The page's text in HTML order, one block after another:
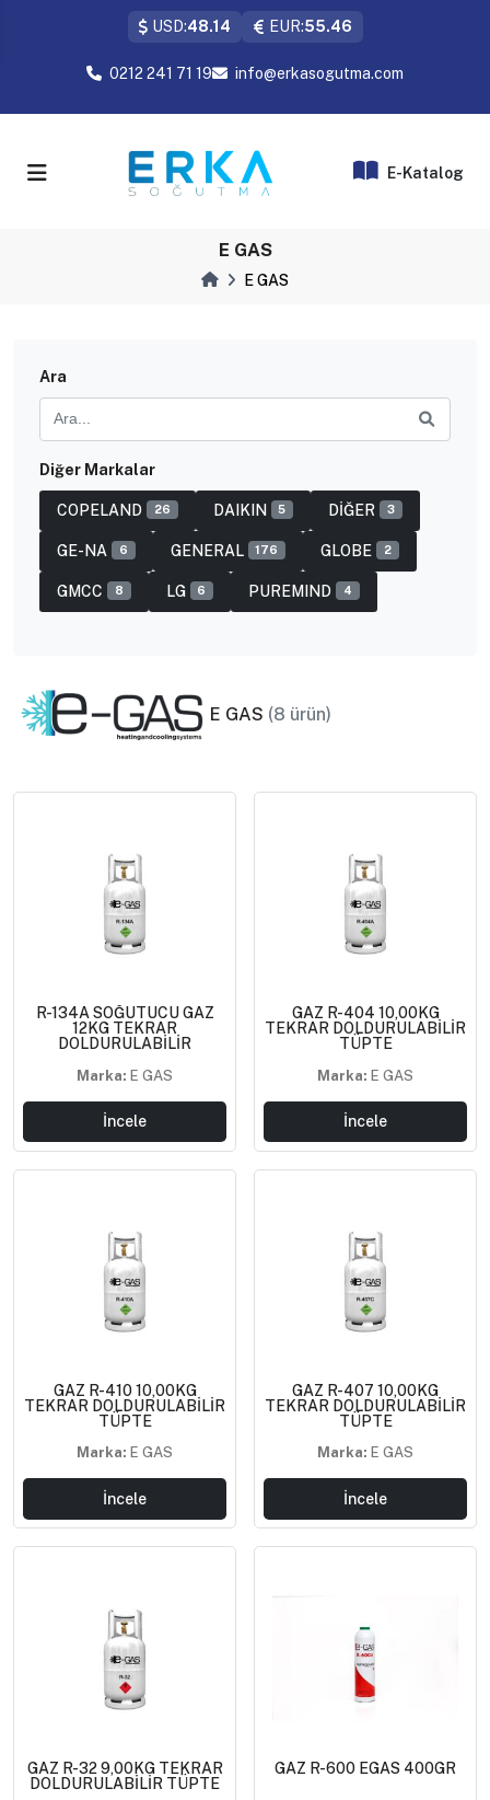
USD:48.14 EUR:55.46
0212 241 71 19 info@erkasogutma.com
E-Katalog
E GAS
E GAS
Ara
Diğer Markalar
COPELAND 26 DAIKIN 5 DİĞER 3
GE-NA 6 GENERAL 176 GLOBE 2
GMCC 8 LG 6 PUREMIND 4
E GAS (8 ürün)
R-134A SOĞUTUCU GAZ
12KG TEKRAR
DOLDURULABİLİR
Marka: E GAS
İncele
GAZ R-404 10,00KG
TEKRAR DOLDURULABİLİR
TÜPTE
Marka: E GAS
İncele
GAZ R-410 10,00KG
TEKRAR DOLDURULABİLİR
TÜPTE
Marka: E GAS
İncele
GAZ R-407 10,00KG
TEKRAR DOLDURULABİLİR
TÜPTE
Marka: E GAS
İncele
GAZ R-32 9,00KG TEKRAR
DOLDURULABİLİR TÜPTE
GAZ R-600 EGAS 400GR